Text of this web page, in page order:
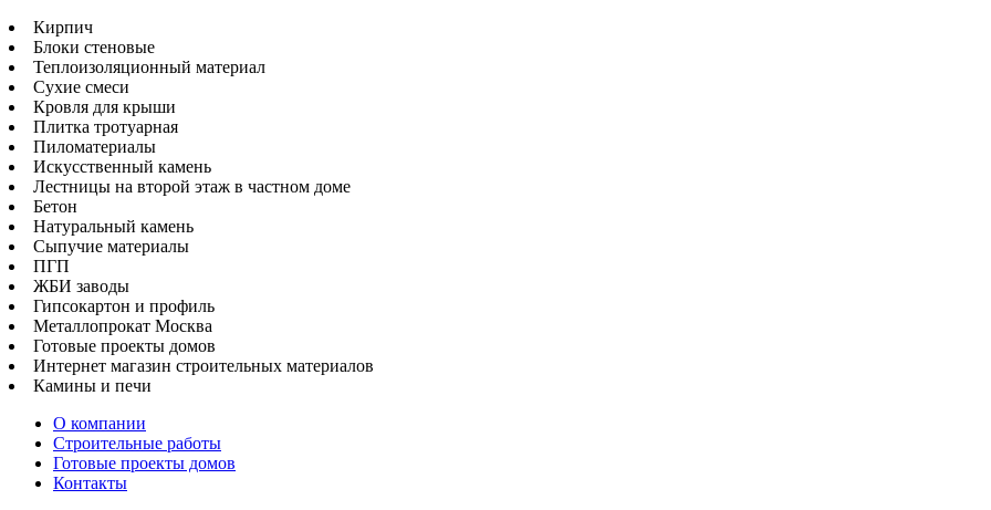
Кирпич
Блоки стеновые
Теплоизоляционный материал
Сухие смеси
Кровля для крыши
Плитка тротуарная
Пиломатериалы
Искусственный камень
Лестницы на второй этаж в частном доме
Бетон
Натуральный камень
Сыпучие материалы
ПГП
ЖБИ заводы
Гипсокартон и профиль
Металлопрокат Москва
Готовые проекты домов
Интернет магазин строительных материалов
Камины и печи
О компании
Строительные работы
Готовые проекты домов
Контакты